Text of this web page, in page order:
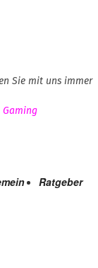
Sie mit uns immer
Ratgeber